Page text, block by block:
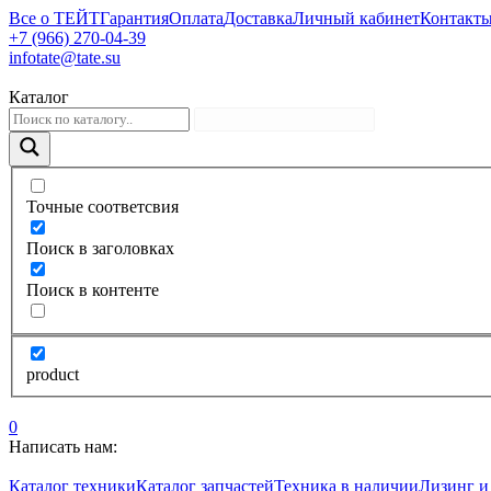
Все о ТЕЙТГарантияОплатаДоставкаЛичный кабинет
+7 (966) 270-04-39
infotate@tate.su
Каталог
Точные соответсвия
Поиск в заголовках
Поиск в контенте
product
0
Написать нам:
Каталог техникиКаталог запчастейТехника в наличииЛизинг